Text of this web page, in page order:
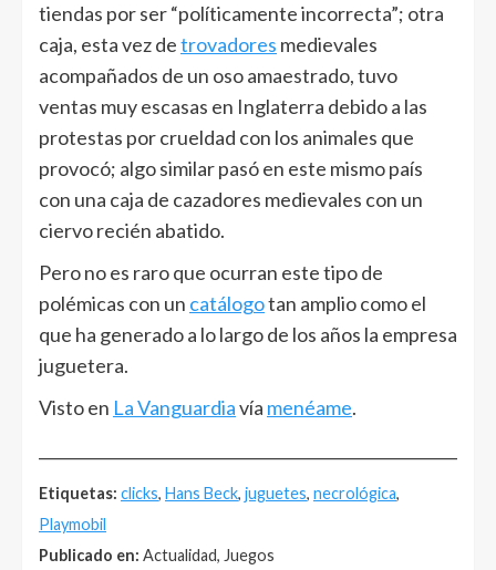
tiendas por ser “políticamente incorrecta”; otra
caja, esta vez detrovadores medievales
acompañados de un oso amaestrado, tuvo
ventas muy escasas en Inglaterra debido a las
protestas por crueldad con los animales que
provocó; algo similar pasó en este mismo país
con una caja de cazadores medievales con un
ciervo recién abatido.
Pero no es raro que ocurran este tipo de
polémicas con un catálogotan amplio como el
que ha generado a lo largo de los años la empresa
juguetera.
Visto en La Vanguardiavía menéame.
Etiquetas: clicks, Hans Beck, juguetes, necrológica,
Playmobil
Publicado en: Actualidad, Juegos